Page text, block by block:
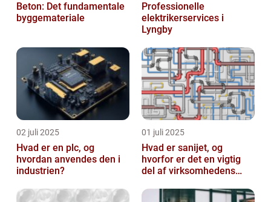
Beton: Det fundamentale
byggemateriale
Professionelle
elektrikerservices i
Lyngby
02 juli 2025
Hvad er en plc, og
hvordan anvendes den i
industrien?
01 juli 2025
Hvad er sanijet, og
hvorfor er det en vigtig
del af virksomhedens